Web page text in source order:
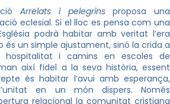
Arrelats i pelegrinsproposa una
eclesial. Si el lloc es pensa com una
podrà habitar amb veritat l’era
és un simple ajustament, sinó la crida a
hospitalitat i camins en escoles de
així fidel a la seva història, essent
és habitar l’avui amb esperança,
en un món dispers. Només
relacional la comunitat cristiana